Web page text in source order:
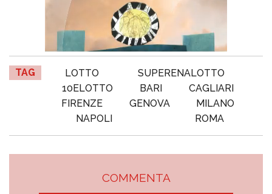
TAG LOTTO
SUPERENALOTTO
10ELOTTO
BARI
CAGLIARI
FIRENZE
GENOVA
MILANO
NAPOLI
ROMA
COMMENTA